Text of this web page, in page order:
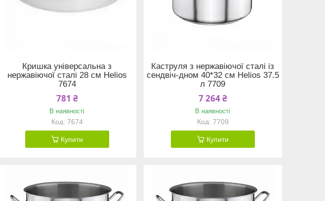
Кришка універсальна з
нержавіючої сталі 28 см Helios
7674
781 ₴
В наявності
7674
Купити
Каструля з нержавіючої сталі із
сендвіч-дном 40*32 см Helios 37.5
л 7709
7 264 ₴
В наявності
7709
Купити